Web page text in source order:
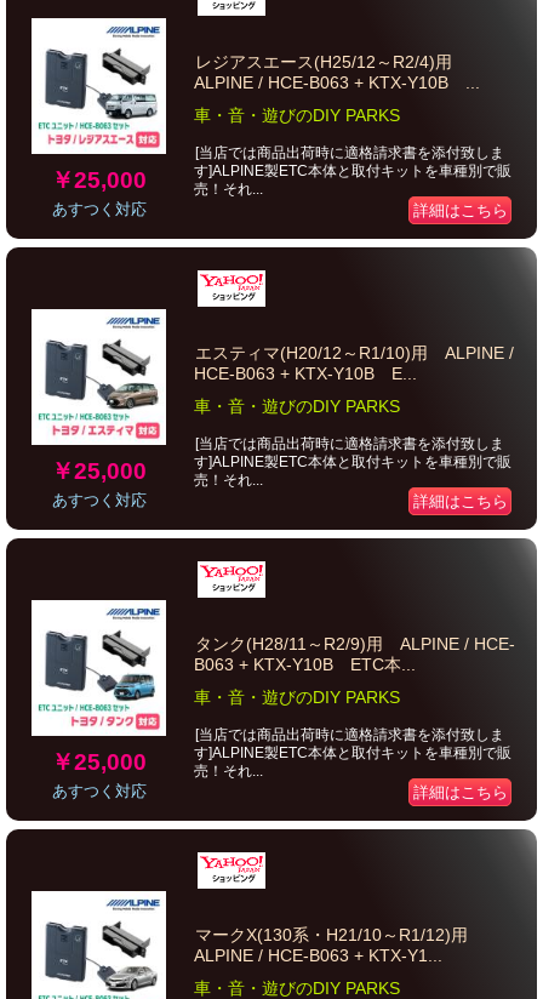
￥25,000
あすつく対応
レジアスエース(H25/12～R2/4)用
ALPINE / HCE-B063 + KTX-Y10B ...
車・音・遊びのDIY PARKS
[当店では商品出荷時に適格請求書を添付致しま
す]ALPINE製ETC本体と取付キットを車種別で販
売！それ...
詳細はこちら
￥25,000
あすつく対応
エスティマ(H20/12～R1/10)用 ALPINE /
HCE-B063 + KTX-Y10B E...
車・音・遊びのDIY PARKS
[当店では商品出荷時に適格請求書を添付致しま
す]ALPINE製ETC本体と取付キットを車種別で販
売！それ...
詳細はこちら
￥25,000
あすつく対応
タンク(H28/11～R2/9)用 ALPINE / HCE-
B063 + KTX-Y10B ETC本...
車・音・遊びのDIY PARKS
[当店では商品出荷時に適格請求書を添付致しま
す]ALPINE製ETC本体と取付キットを車種別で販
売！それ...
詳細はこちら
マークX(130系・H21/10～R1/12)用
ALPINE / HCE-B063 + KTX-Y1...
車・音・遊びのDIY PARKS